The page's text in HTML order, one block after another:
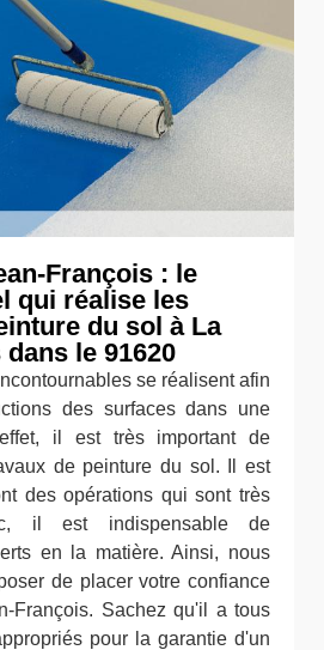
François : le
qui réalise les
du sol à La
le 91620
se réalisent afin
des surfaces dans une
il est très important de
de peinture du sol. Il est
des opérations qui sont très
il est indispensable de
en la matière. Ainsi, nous
de placer votre confiance
François. Sachez qu'il a tous
pour la garantie d'un